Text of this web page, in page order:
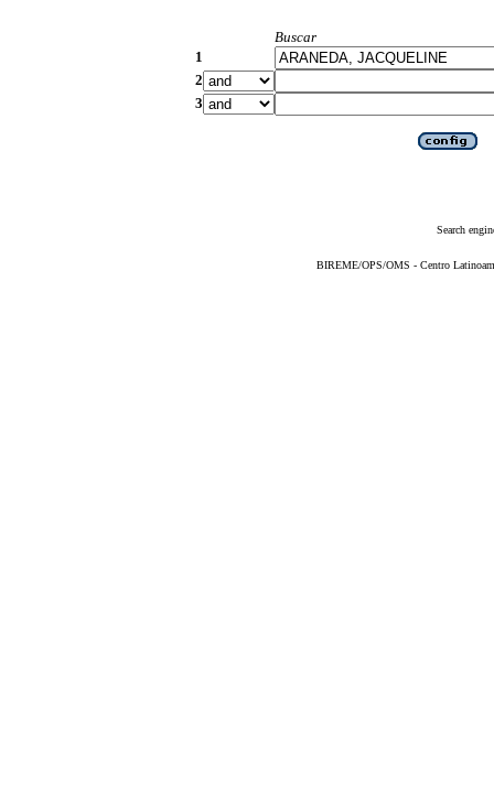
Buscar
1
2
3
Search
BIREME/OPS/OMS - Centro